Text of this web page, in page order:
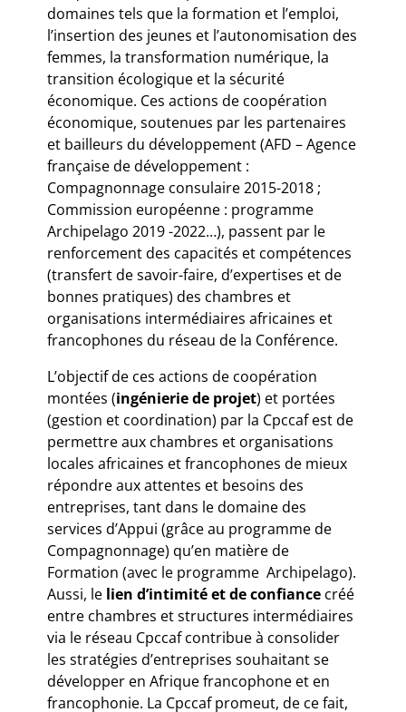
domaines tels que la formation et l’emploi,
l’insertion des jeunes et l’autonomisation des
femmes, la transformation numérique, la
transition écologique et la sécurité
économique. Ces actions de coopération
économique, soutenues par les partenaires
et bailleurs du développement (AFD – Agence
française de développement :
Compagnonnage consulaire 2015-2018 ;
Commission européenne : programme
Archipelago 2019 -2022…), passent par le
renforcement des capacités et compétences
(transfert de savoir-faire, d’expertises et de
bonnes pratiques) des chambres et
organisations intermédiaires africaines et
francophones du réseau de la Conférence.
L’objectif de ces actions de coopération
montées (ingénierie de projet) et portées
(gestion et coordination) par la Cpccaf est de
permettre aux chambres et organisations
locales africaines et francophones de mieux
répondre aux attentes et besoins des
entreprises, tant dans le domaine des
services d’Appui (grâce au programme de
Compagnonnage) qu’en matière de
Formation (avec le programme Archipelago).
Aussi, le lien d’intimité et de confiance créé
entre chambres et structures intermédiaires
via le réseau Cpccaf contribue à consolider
les stratégies d’entreprises souhaitant se
développer en Afrique francophone et en
francophonie. La Cpccaf promeut, de ce fait,